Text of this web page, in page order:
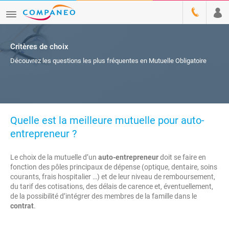
Critères de choix
Découvrez les questions les plus fréquentes en Mutuelle Obligatoire
Quelle est la meilleure mutuelle pour auto-
entrepreneur ?
Le choix de la mutuelle d’un auto-entrepreneurdoit se faire en
fonction des pôles principaux de dépense (optique, dentaire, soins
courants, frais hospitalier …) et de leur niveau de remboursement,
du tarif des cotisations, des délais de carence et, éventuellement,
de la possibilité d’intégrer des membres de la famille dans le
contrat.